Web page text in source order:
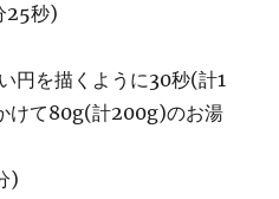
25秒)
円を描くように30秒(計1
けて80g(計200g)のお湯
)